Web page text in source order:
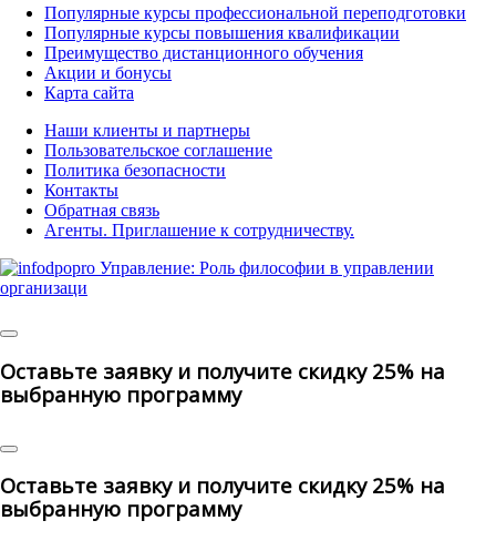
Популярные курсы профессиональной переподготовки
Популярные курсы повышения квалификации
Преимущество дистанционного обучения
Акции и бонусы
Карта сайта
Наши клиенты и партнеры
Пользовательское соглашение
Политика безопасности
Контакты
Обратная связь
Агенты. Приглашение к сотрудничеству.
Оставьте заявку и получите скидку 25% на
выбранную программу
Оставьте заявку и получите скидку 25% на
выбранную программу